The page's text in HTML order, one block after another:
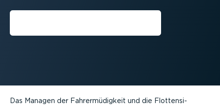
Das Managen der Fahrer­mü­digkeit und die Flotten­si­